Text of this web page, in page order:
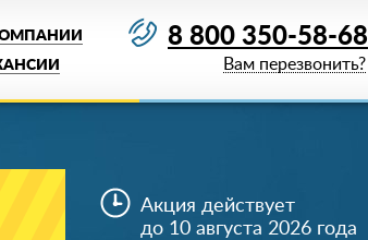
8 800 350-58-68
Вам перезвонить?
Акция действует
до 10 августа 2026 года